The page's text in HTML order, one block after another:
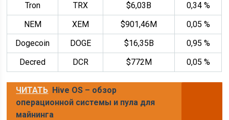
Tron
TRX $6,03B
0,34 %
NEM
XEM $901,46M
0,05 %
Dogecoin
DOGE $16,35B
0,95 %
Decred
DCR $772M 0,05 %
ЧИТАТЬ Hive OS – обзор
операционной системы и пула для
майнинга